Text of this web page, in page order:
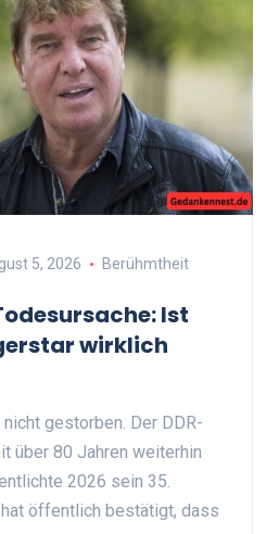
5, 2026 Berühmtheit
Ist
wirklich
gestorben. Der DDR-
über 80 Jahren weiterhin
2026 sein 35.
öffentlich bestätigt, dass